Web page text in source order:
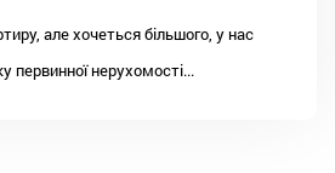
але хочеться більшого, у нас
первинної нерухомості...